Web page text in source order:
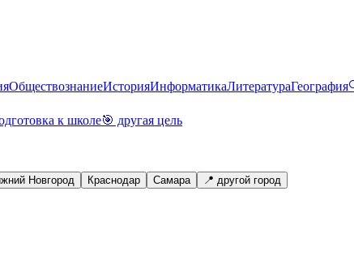
ОбществознаниеИсторияИнформатикаЛитератураГеография
к школе🎯 другая цель
Новгород Краснодар Самара 📍 другой город